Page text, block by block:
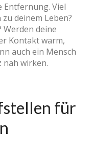
Entfernung. Viel
deinem Leben?
Werden deine
Kontakt warm,
auch ein Mensch
nah wirken.
für